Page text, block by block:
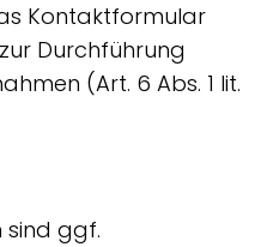
Kontaktformular
Durchführung
(Art. 6 Abs. 1 lit.
ggf.